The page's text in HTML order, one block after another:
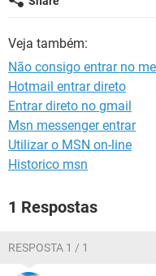
GUIA DE COMPRAS
Veja também:
Não consigo entrar no
Hotmail entrar direto
Entrar direto no gmail
Msn messenger entrar
Utilizar o MSN on-line
Historico msn
1 Respostas
RESPOSTA 1 / 1